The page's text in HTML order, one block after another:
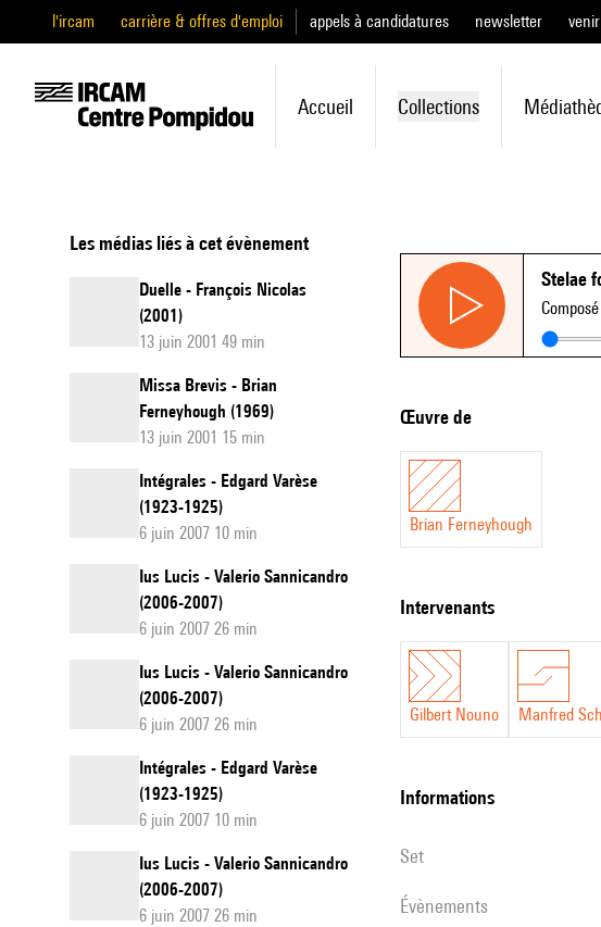
l'ircam carrière & offres d'emploi appels à candidatures newsletter
Accueil Collections
Les médias liés à cet évènement
Duelle - François Nicolas
(2001)
13 juin 2001 49 min
Missa Brevis - Brian
Ferneyhough (1969)
13 juin 2001 15 min
Intégrales - Edgard Varèse
(1923-1925)
6 juin 2007 10 min
Ius Lucis - Valerio Sannicandro
(2006-2007)
6 juin 2007 26 min
Ius Lucis - Valerio Sannicandro
(2006-2007)
6 juin 2007 26 min
Intégrales - Edgard Varèse
(1923-1925)
6 juin 2007 10 min
Ius Lucis - Valerio Sannicandro
(2006-2007)
6 juin 2007 26 min
Stelae
Œuvre de
Brian Ferneyhough
intervenants
Gilbert Nouno Manfred
informations
set
évènements